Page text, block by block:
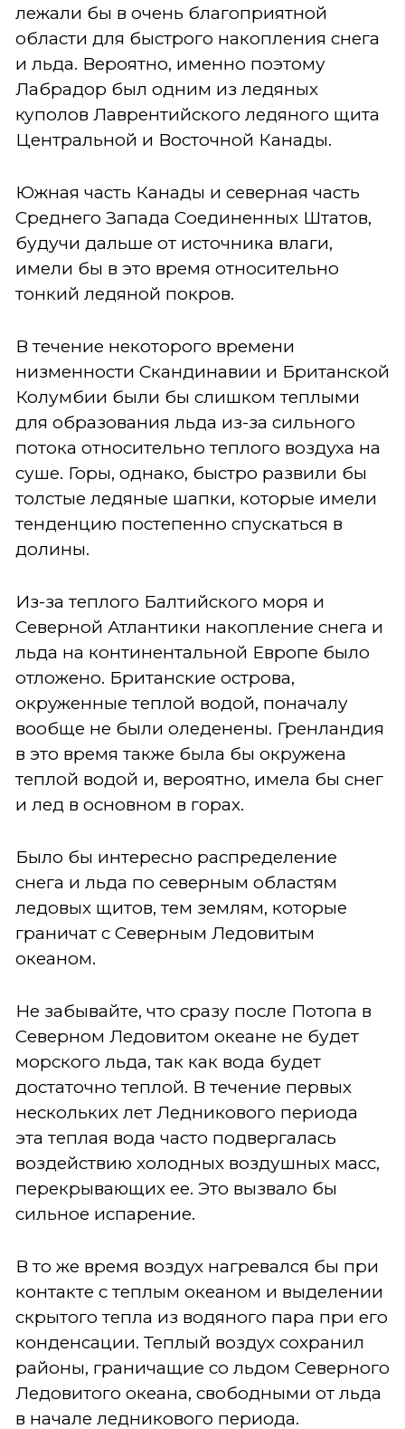
лежали бы в очень благоприятной
области для быстрого накопления снега
и льда. Вероятно, именно поэтому
Лабрадор был одним из ледяных
куполов Лаврентийского ледяного щита
Центральной и Восточной Канады.
Южная часть Канады и северная часть
Среднего Запада Соединенных Штатов,
будучи дальше от источника влаги,
имели бы в это время относительно
тонкий ледяной покров.
В течение некоторого времени
низменности Скандинавии и Британской
Колумбии были бы слишком теплыми
для образования льда из-за сильного
потока относительно теплого воздуха на
суше. Горы, однако, быстро развили бы
толстые ледяные шапки, которые имели
тенденцию постепенно спускаться в
долины.
Из-за теплого Балтийского моря и
Северной Атлантики накопление снега и
льда на континентальной Европе было
отложено. Британские острова,
окруженные теплой водой, поначалу
вообще не были оледенены. Гренландия
в это время также была бы окружена
теплой водой и, вероятно, имела бы снег
и лед в основном в горах.
Было бы интересно распределение
снега и льда по северным областям
ледовых щитов, тем землям, которые
граничат с Северным Ледовитым
океаном.
Не забывайте, что сразу после Потопа в
Северном Ледовитом океане не будет
морского льда, так как вода будет
достаточно теплой. В течение первых
нескольких лет Ледникового периода
эта теплая вода часто подвергалась
воздействию холодных воздушных масс,
перекрывающих ее. Это вызвало бы
сильное испарение.
В то же время воздух нагревался бы при
контакте с теплым океаном и выделении
скрытого тепла из водяного пара при его
конденсации. Теплый воздух сохранил
районы, граничащие со льдом Северного
Ледовитого океана, свободными от льда
в начале ледникового периода.